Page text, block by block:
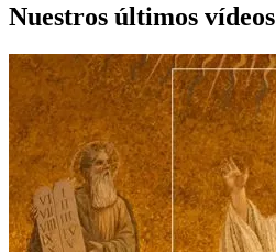
Nuestros últimos vídeos